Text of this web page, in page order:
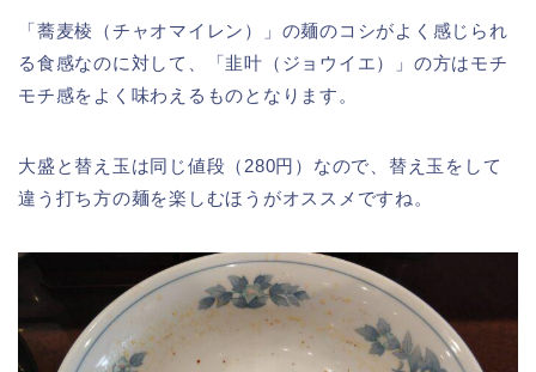
「蕎麦棱（チャオマイレン）」の麺のコシがよく感じられ
る食感なのに対して、「韭叶（ジョウイエ）」の方はモチ
モチ感をよく味わえるものとなります。
大盛と替え玉は同じ値段（280円）なので、替え玉をして
違う打ち方の麺を楽しむほうがオススメですね。